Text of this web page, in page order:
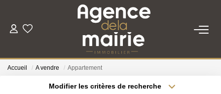
TRANSACTION
Accueil A vendre Appartement
Modifier les critères de recherche